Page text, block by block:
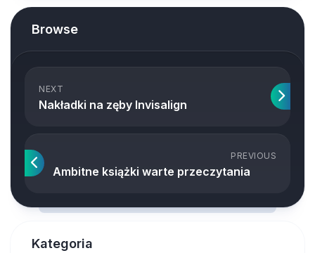
Browse
NEXT
Nakładki na zęby Invisalign
PREVIOUS
Ambitne książki warte przeczytania
Kategoria